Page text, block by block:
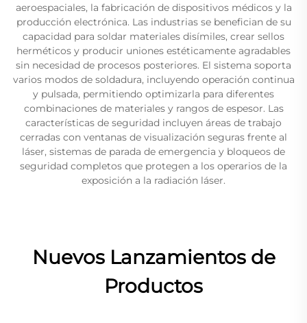
aeroespaciales, la fabricación de dispositivos médicos y la
producción electrónica. Las industrias se benefician de su
capacidad para soldar materiales disímiles, crear sellos
herméticos y producir uniones estéticamente agradables
sin necesidad de procesos posteriores. El sistema soporta
varios modos de soldadura, incluyendo operación continua
y pulsada, permitiendo optimizarla para diferentes
combinaciones de materiales y rangos de espesor. Las
características de seguridad incluyen áreas de trabajo
cerradas con ventanas de visualización seguras frente al
láser, sistemas de parada de emergencia y bloqueos de
seguridad completos que protegen a los operarios de la
exposición a la radiación láser.
Nuevos Lanzamientos de
Productos